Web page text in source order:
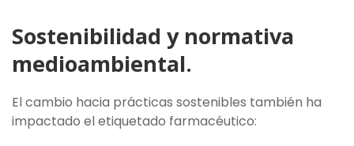
Sostenibilidad y normativa
medioambiental.
El cambio hacia prácticas sostenibles también ha
impactado el etiquetado farmacéutico: